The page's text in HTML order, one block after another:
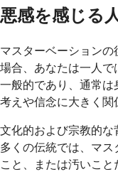
悪感を感じる
マスターベーション
場合、あなたは一人
一般的であり、通常
考えや信念に大きく関
文化的および宗教的な
多くの伝統では、マ
こと、または汚いこ